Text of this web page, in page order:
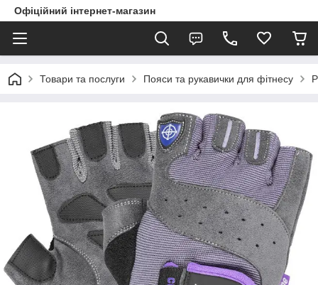
Офіційний інтернет-магазин
Товари та послуги Пояси та рукавички для фітнесу